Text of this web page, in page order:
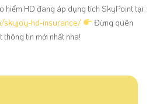
hiểm HD đang áp dụng tích SkyPoint tại:
skyjoy-hd-insurance/
Đừng quên
tin mới nhất nha!